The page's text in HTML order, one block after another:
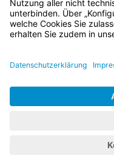
Bayern.de
BayernPortal
Impressum